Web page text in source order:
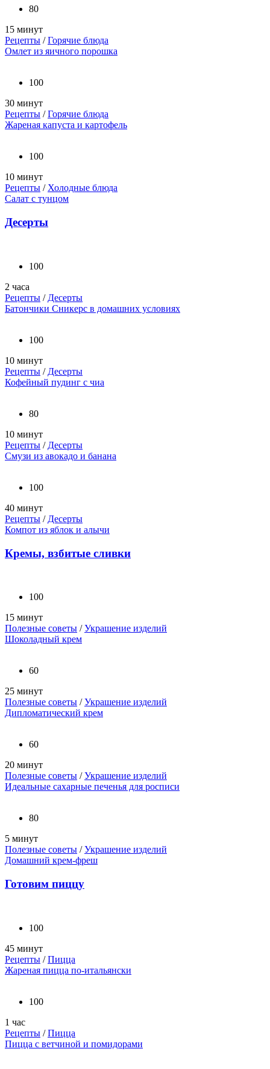
80
15 минут
Рецепты /Горячие блюда
Омлет из яичного порошка
100
30 минут
Рецепты /Горячие блюда
Жареная капуста и картофель
100
10 минут
Рецепты /Холодные блюда
Салат с тунцом
Десерты
100
2 часа
Рецепты / Десерты
Батончики Сникерс в домашних условиях
100
10 минут
Рецепты / Десерты
Кофейный пудинг с чиа
80
10 минут
Рецепты / Десерты
Смузи из авокадо и банана
100
40 минут
Рецепты / Десерты
Компот из яблок и алычи
Кремы, взбитые сливки
100
15 минут
Полезные советы /Украшение изделий
Шоколадный крем
60
25 минут
Полезные советы /Украшение изделий
Дипломатический крем
60
20 минут
Полезные советы /Украшение изделий
Идеальные сахарные печенья для росписи
80
5 минут
Полезные советы /Украшение изделий
Домашний крем-фреш
Готовим пиццу
100
45 минут
Рецепты /Пицца
Жареная пицца по-итальянски
100
1 час
Рецепты /Пицца
Пицца с ветчиной и помидорами